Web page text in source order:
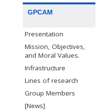
GPCAM
Presentation
Mission, Objectives,
and Moral Values.
Infrastructure
Lines of research
Group Members
[News]